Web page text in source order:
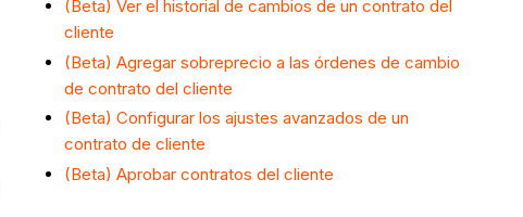
(Beta) Ver el historial de cambios de un contrato del
cliente
(Beta) Agregar sobreprecio a las órdenes de cambio
de contrato del cliente
(Beta) Configurar los ajustes avanzados de un
contrato de cliente
(Beta) Aprobar contratos del cliente